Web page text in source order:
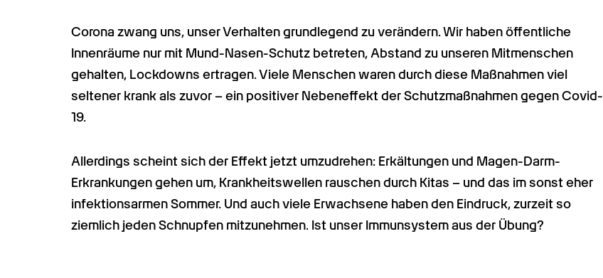
Corona zwang uns, unser Verhalten grundlegend zu verändern. Wir haben öffentliche
Innenräume nur mit Mund-Nasen-Schutz betreten, Abstand zu unseren Mitmenschen
gehalten, Lockdowns ertragen. Viele Menschen waren durch diese Maßnahmen viel
seltener krank als zuvor – ein positiver Nebeneffekt der Schutzmaßnahmen gegen Covid-
19.
Allerdings scheint sich der Effekt jetzt umzudrehen: Erkältungen und Magen-Darm-
Erkrankungen gehen um, Krankheitswellen rauschen durch Kitas – und das im sonst eher
infektionsarmen Sommer. Und auch viele Erwachsene haben den Eindruck, zurzeit so
ziemlich jeden Schnupfen mitzunehmen. Ist unser Immunsystem aus der Übung?